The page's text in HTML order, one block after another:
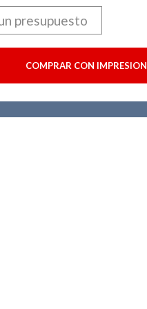
presupuesto
COMPRAR CON IMPRESION